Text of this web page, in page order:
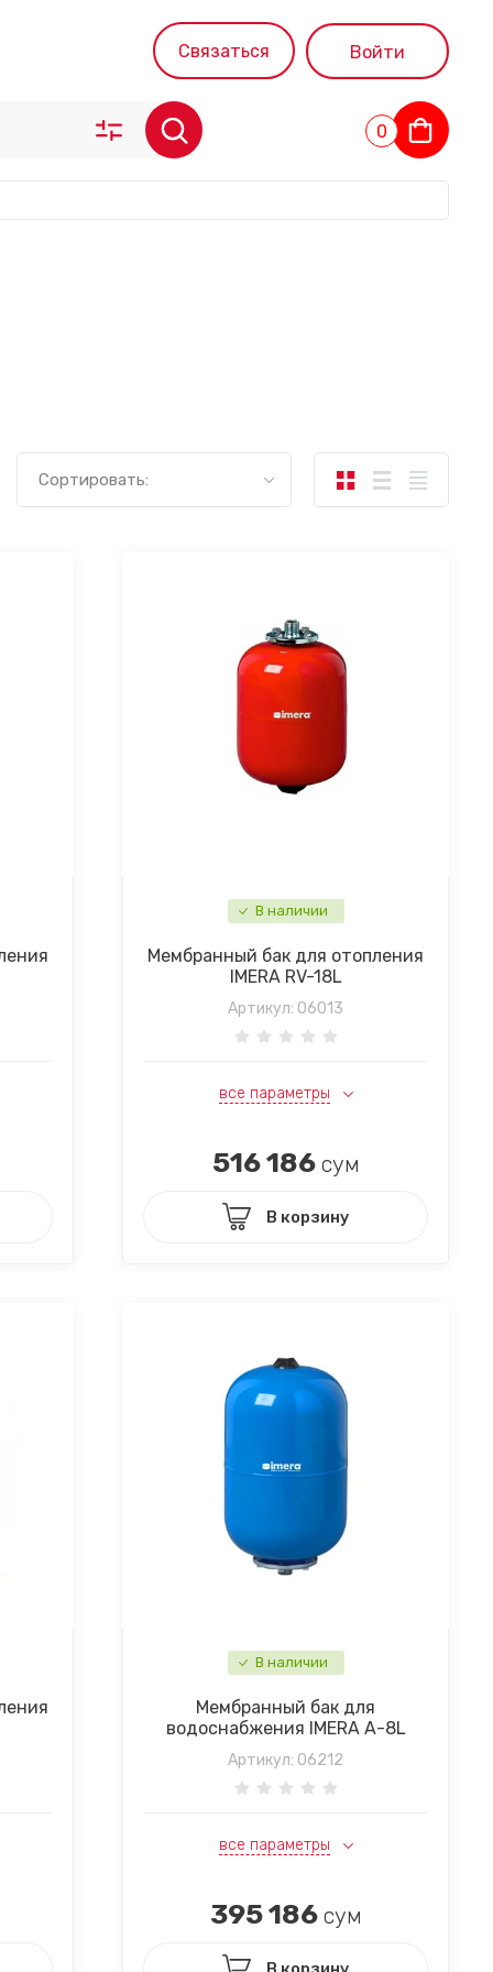
Связаться Войти
0
Сортировать:
В наличии
Мембранный бак для отопления
IMERA RV-18L
Артикул: 06013
все параметры
516 186сум
В корзину
В наличии
Мембранный бак для
водоснабжения IMERA A-8L
Артикул: 06212
все параметры
395 186сум